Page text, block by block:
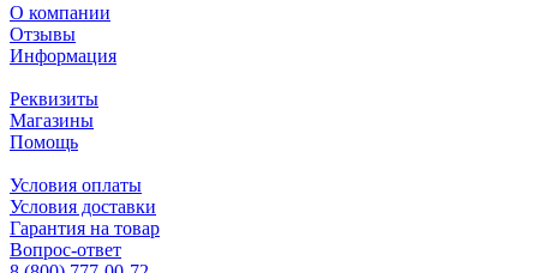
О компании
Отзывы
Информация
Реквизиты
Магазины
Помощь
Условия оплаты
Условия доставки
Гарантия на товар
Вопрос-ответ